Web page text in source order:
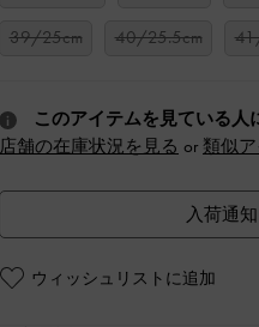
39/25cm
40/25.5cm
このアイテムを見ている人
店舗の在庫状況を見る or 類似
入荷通
ウィッシュリストに追加